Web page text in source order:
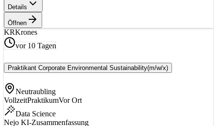
Details
Öffnen
KRKrones
vor 10 Tagen
Praktikant Corporate Environmental Sustainability(m/w/x)
Neutraubling
VollzeitPraktikumVor Ort
Data Science
Nejo KI-Zusammenfassung